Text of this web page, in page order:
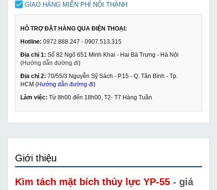
GIAO HÀNG MIỄN PHÍ NỘI THÀNH
HỖ TRỢ ĐẶT HÀNG QUA ĐIỆN THOẠI:
Hotline: 0972.888.247 - 0907.513.315
Địa chỉ 1: Số 82 Ngõ 651 Minh Khai - Hai Bà Trưng - Hà Nội
(Hướng dẫn đường đi)
Địa chỉ 2: 70/55/3 Nguyễn Sỹ Sách - P.15 - Q. Tân Bình - Tp.
HCM (Hướng dẫn đường đi)
Làm việc: Từ 8h00 đến 18h00, T2- T7 Hàng Tuần
Giới thiệu
Kìm tách mặt bích thủy lực YP-55 - giá